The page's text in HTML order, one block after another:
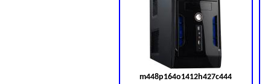
m448p164o1412h427c444